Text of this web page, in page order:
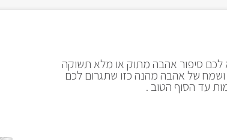
לכם סיפור אהבה מתוק או מלא תשוקה
ושמח של אהבה מהנה כזו שתגרום לכם
עד הסוף הטוב .